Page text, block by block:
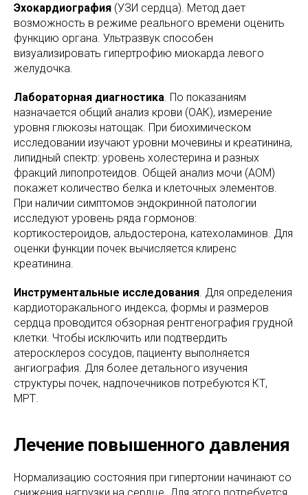
Эхокардиография (УЗИ сердца). Метод дает
возможность в режиме реального времени оценить
функцию органа. Ультразвук способен
визуализировать гипертрофию миокарда левого
желудочка.
Лабораторная диагностика. По показаниям
назначается общий анализ крови (ОАК), измерение
уровня глюкозы натощак. При биохимическом
исследовании изучают уровни мочевины и креатинина,
липидный спектр: уровень холестерина и разных
фракций липопротеидов. Общей анализ мочи (АОМ)
покажет количество белка и клеточных элементов.
При наличии симптомов эндокринной патологии
исследуют уровень ряда гормонов:
кортикостероидов, альдостерона, катехоламинов. Для
оценки функции почек вычисляется клиренс
креатинина.
Инструментальные исследования. Для определения
кардиоторакального индекса, формы и размеров
сердца проводится обзорная рентгенография грудной
клетки. Чтобы исключить или подтвердить
атеросклероз сосудов, пациенту выполняется
ангиография. Для более детального изучения
структуры почек, надпочечников потребуются КТ,
МРТ.
Лечение повышенного давления
Нормализацию состояния при гипертонии начинают со